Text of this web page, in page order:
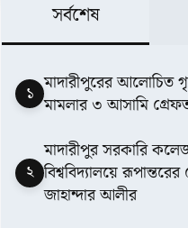
সর্বশেষ
১ মাদারীপুরের আলোচিত
মামলার ৩ আসামি
২
মাদারীপুর সরকারি
বিশ্ববিদ্যালয়ে
জাহান্দার আলীর